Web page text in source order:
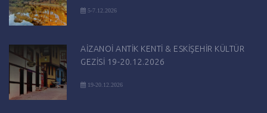
5-7.12.2026
AİZANOİ ANTİK KENTİ & ESKİŞEHİR KÜLTÜR
GEZİSİ 19-20.12.2026
19-20.12.2026